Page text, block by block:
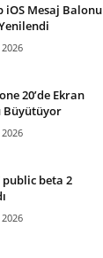
iOS Mesaj Balonu
20’de Ekran
Büyütüyor
public beta 2